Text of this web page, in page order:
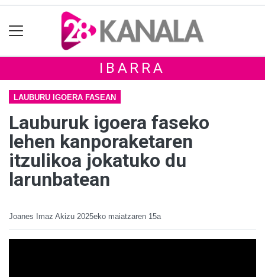
IBARRA
LAUBURU IGOERA FASEAN
Lauburuk igoera faseko
lehen kanporaketaren
itzulikoa jokatuko du
larunbatean
Joanes Imaz Akizu 2025eko maiatzaren 15a